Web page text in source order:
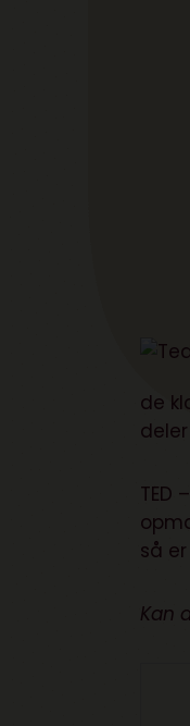
de
TED
så
Kan